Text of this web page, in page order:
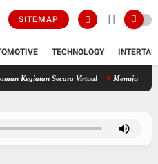
SITEMAP
TECHNOLOGY
Kegiatan Secara Virtual Menuju